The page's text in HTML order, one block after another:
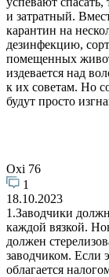
и затратный.
карантин на
дезинфекцию,
помещенных
издевается над
к их советам. Но
будут просто
Oxi 76
1
18.10.2023
1.Заводчики
каждой вязкой.
должен
заводчиком. Если
облагается